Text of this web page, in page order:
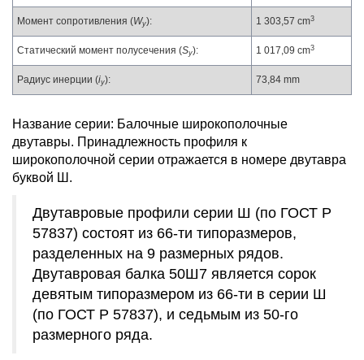
Момент сопротивления (Wy): 1 303,57 cm3
Статический момент полусечения (Sy): 1 017,09 cm3
Радиус инерции (iy): 73,84 mm
Название серии: Балочные широкополочные
двутавры. Принадлежность профиля к
широкополочной серии отражается в номере двутавра
буквой Ш.
Двутавровые профили серии Ш (по ГОСТ Р
57837) состоят из 66-ти типоразмеров,
разделенных на 9 размерных рядов.
Двутавровая балка 50Ш7 является сорок
девятым типоразмером из 66-ти в серии Ш
(по ГОСТ Р 57837), и седьмым из 50-го
размерного ряда.